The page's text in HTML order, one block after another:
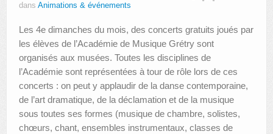
dans Animations & événements
Les 4e dimanches du mois, des concerts gratuits joués par
les élèves de l’Académie de Musique Grétry sont
organisés aux musées. Toutes les disciplines de
l’Académie sont représentées à tour de rôle lors de ces
concerts : on peut y applaudir de la danse contemporaine,
de l’art dramatique, de la déclamation et de la musique
sous toutes ses formes (musique de chambre, solistes,
chœurs, chant, ensembles instrumentaux, classes de